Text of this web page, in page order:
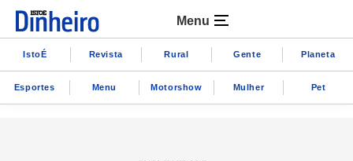
Menu
IstoÉ Revista Rural Gente Planeta
Esportes Menu Motorshow Mulher Pet